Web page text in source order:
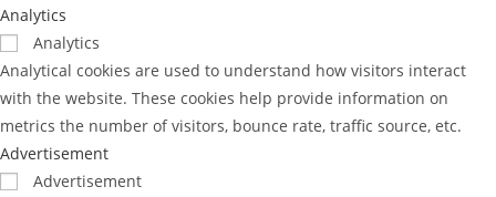
Analytics
Analytics
Analytical cookies are used to understand how visitors interact
with the website. These cookies help provide information on
metrics the number of visitors, bounce rate, traffic source, etc.
Advertisement
Advertisement